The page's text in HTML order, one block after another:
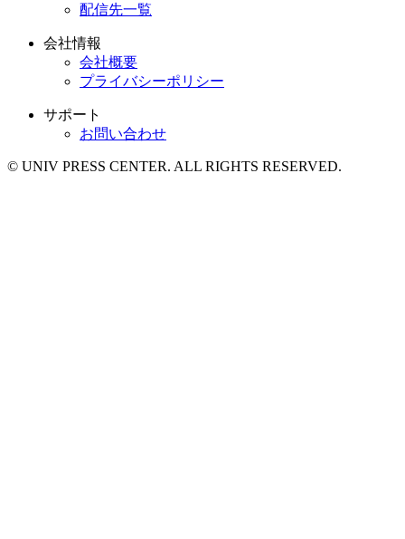
配信先一覧
会社情報
会社概要
プライバシーポリシー
サポート
お問い合わせ
© UNIV PRESS CENTER. ALL RIGHTS RESERVED.